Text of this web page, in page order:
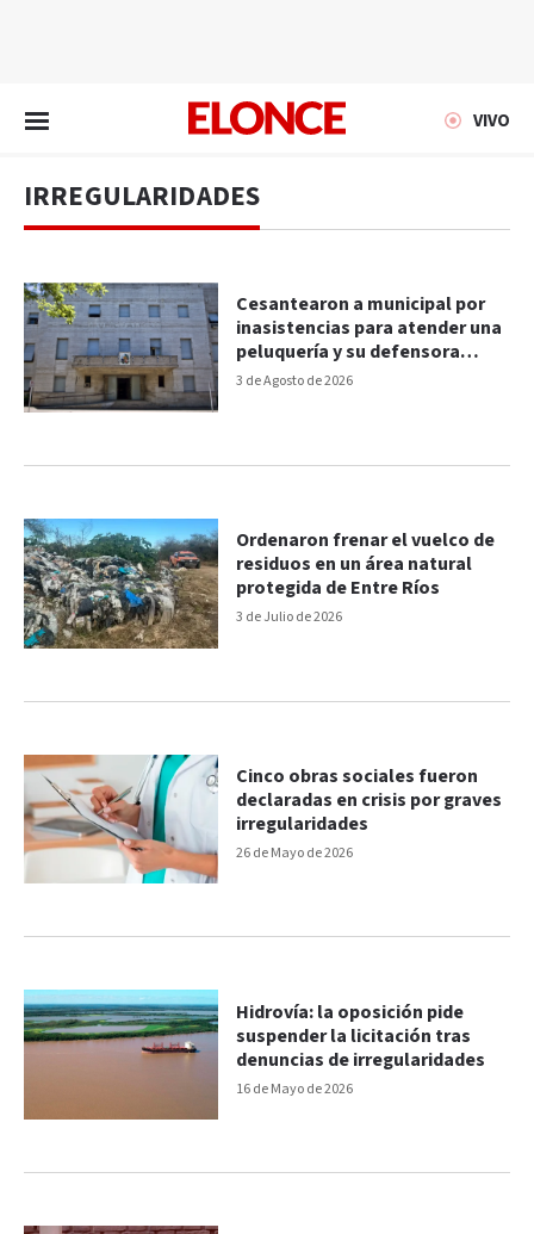
VIVO
IRREGULARIDADES
3 de Agosto de 2026
Cesantearon a municipal por
inasistencias para atender una
peluquería y su defensora
acudió a la Justicia
3 de Julio de 2026
Ordenaron frenar el vuelco de
residuos en un área natural
protegida de Entre Ríos
26 de Mayo de 2026
Cinco obras sociales fueron
declaradas en crisis por graves
irregularidades
16 de Mayo de 2026
Hidrovía: la oposición pide
suspender la licitación tras
denuncias de irregularidades